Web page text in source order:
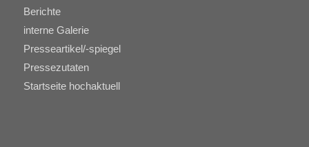
Berichte
interne Galerie
Presseartikel/-spiegel
Pressezutaten
Startseite hochaktuell